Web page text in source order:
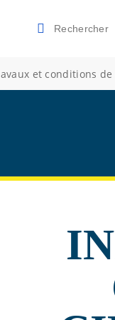
Valider la
et conditions